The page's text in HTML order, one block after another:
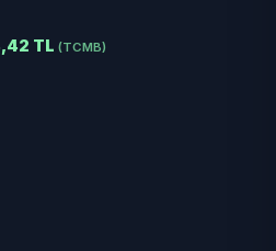
TL (TCMB)